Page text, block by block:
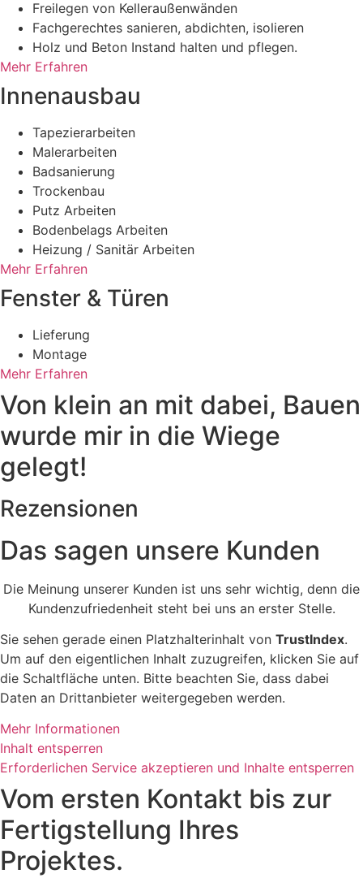
Freilegen von Kelleraußenwänden
Fachgerechtes sanieren, abdichten, isolieren
Holz und Beton Instand halten und pflegen.
Mehr Erfahren
Innenausbau
Tapezierarbeiten
Malerarbeiten
Badsanierung
Trockenbau
Putz Arbeiten
Bodenbelags Arbeiten
Heizung / Sanitär Arbeiten
Mehr Erfahren
Fenster & Türen
Lieferung
Montage
Mehr Erfahren
Von klein an mit dabei, Bauen
wurde mir in die Wiege
gelegt!
Rezensionen
Das sagen unsere Kunden
Die Meinung unserer Kunden ist uns sehr wichtig, denn die
Kundenzufriedenheit steht bei uns an erster Stelle.
Sie sehen gerade einen Platzhalterinhalt von TrustIndex.
Um auf den eigentlichen Inhalt zuzugreifen, klicken Sie auf
die Schaltfläche unten. Bitte beachten Sie, dass dabei
Daten an Drittanbieter weitergegeben werden.
Mehr Informationen
Inhalt entsperren
Erforderlichen Service akzeptieren und Inhalte entsperren
Vom ersten Kontakt bis zur
Fertigstellung Ihres
Projektes.